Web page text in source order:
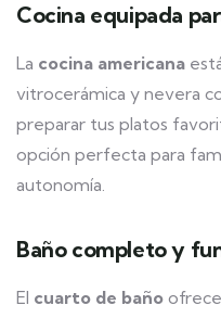
Cocina equipada
La cocina americana
vitrocerámica y nevera
preparar tus platos
opción perfecta para
autonomía.
Baño completo y
El cuarto de baño